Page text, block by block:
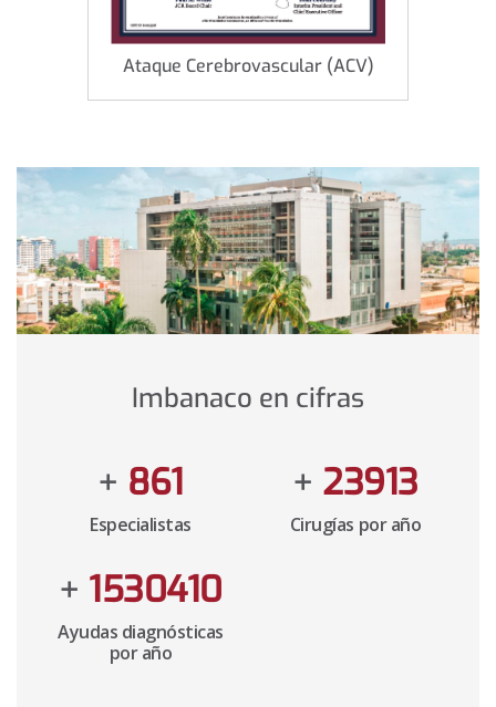
Ataque Cerebrovascular (ACV)
Imbanaco
cifras
Imbanaco en cifras
+ 900
Especialistas
+ 25000
Cirugías por año
+ 1600000
Ayudas diagnósticas
por año